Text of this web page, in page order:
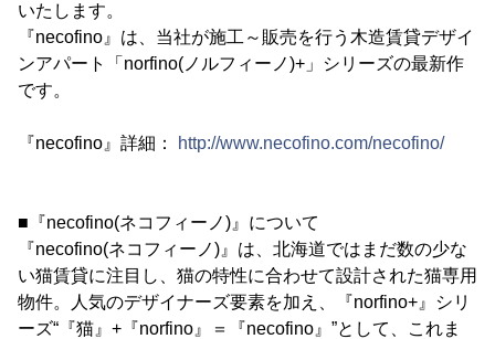
いたします。
『necofino』は、当社が施工～販売を行う木造賃貸デザイ
ンアパート「norfino(ノルフィーノ)+」シリーズの最新作
です。
『necofino』詳細： http://www.necofino.com/necofino/
■『necofino(ネコフィーノ)』について
『necofino(ネコフィーノ)』は、北海道ではまだ数の少な
い猫賃貸に注目し、猫の特性に合わせて設計された猫専用
物件。人気のデザイナーズ要素を加え、『norfino+』シリ
ーズ“『猫』+『norfino』＝『necofino』”として、これま